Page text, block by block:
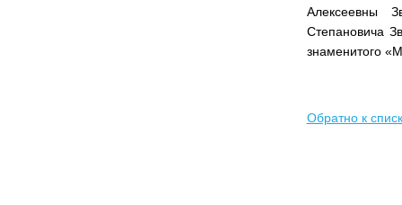
Алексеевны
Степановича
знаменитого
Обратно к